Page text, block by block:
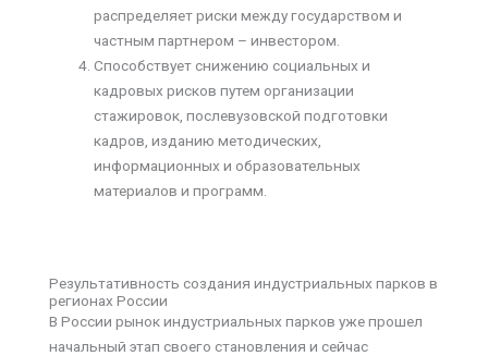
распределяет риски между государством и
частным партнером – инвестором.
Способствует снижению социальных и
кадровых рисков путем организации
стажировок, послевузовской подготовки
кадров, изданию методических,
информационных и образовательных
материалов и программ.
Результативность создания индустриальных парков в
регионах России
В России рынок индустриальных парков уже прошел
начальный этап своего становления и сейчас